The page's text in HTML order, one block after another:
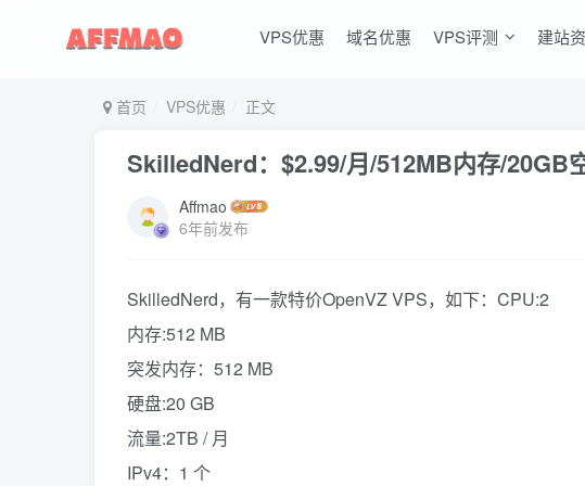
VPS优惠 域名优惠 VPS评测 建站
首页 VPS优惠 正文
SkilledNerd：$2.99/月/512MB内存/20GB
Affmao
6年前发布
SkilledNerd，有一款特价OpenVZ VPS，如下：CPU:2
内存:512 MB
突发内存：512 MB
硬盘:20 GB
流量:2TB / 月
IPv4：1 个